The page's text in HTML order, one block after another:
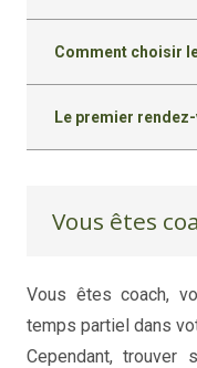
Comment choisir
Le premier
Vous êtes
Vous êtes coach,
temps partiel dans
Cependant, trouver